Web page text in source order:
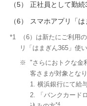
（5） 正社員として勤
（6） スマホアプリ「
*1
（6）は新たにご利用
リ「はまぎん365」使
※
"さらにおトクな金
客さまが対象となり
1. 横浜銀行にて給
2. 「バンクカード
*4